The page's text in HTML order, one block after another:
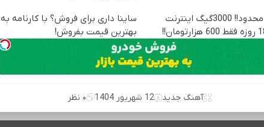
⏳فرصت محدود!! 3000گیگ اینترنت
ساینا داری برای فروش؟ با کارنامه به
بهترین قیمت بفروش!
آهنگ جدید 12 شهریور 1404 ۰ نظر